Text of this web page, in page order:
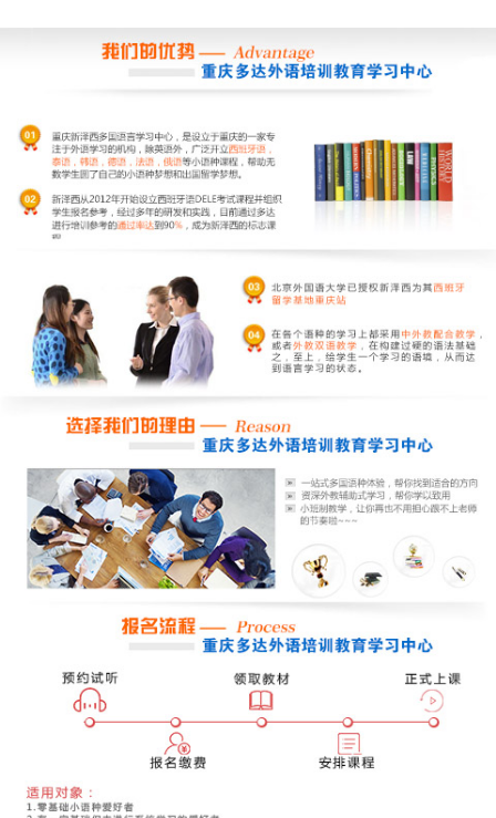
重庆西班牙语小班